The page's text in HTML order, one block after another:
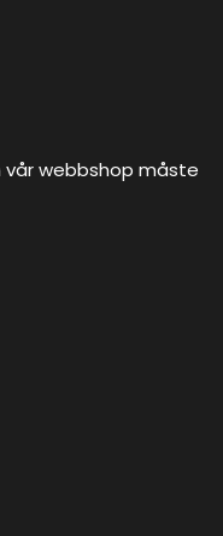
vår webbshop måste